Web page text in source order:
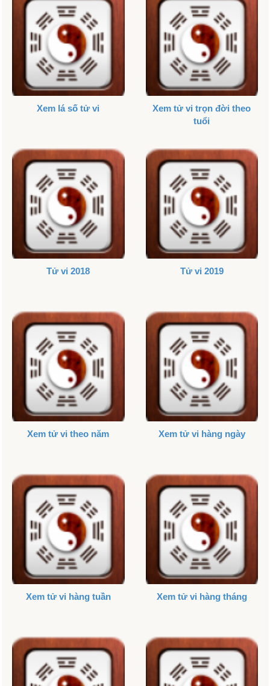
Xem lá số tử vi
Xem tử vi trọn đời theo
tuổi
Tử vi 2018 Tử vi 2019
Xem tử vi theo năm Xem tử vi hàng ngày
Xem tử vi hàng tuần Xem tử vi hàng tháng